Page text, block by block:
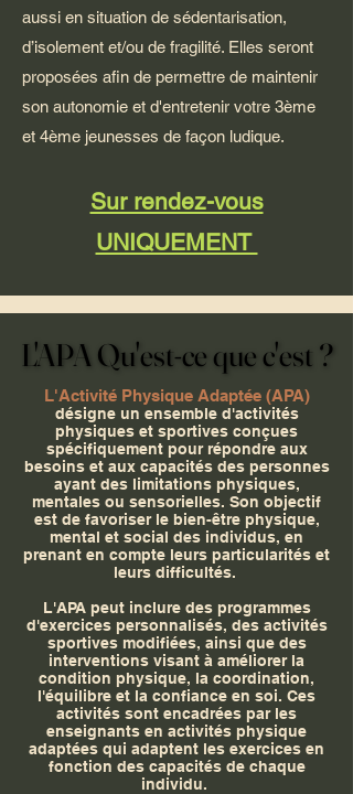
aussi en situation de sédentarisation,
d’isolement et/ou de fragilité. Elles seront
proposées afin de permettre de maintenir
son autonomie et d'entretenir votre 3ème
et 4ème jeunesses de façon ludique.
Sur rendez-vous
UNIQUEMENT
L'APA Qu'est-ce que c'est ?
L'APA Qu'est-ce que c'est ?
L'Activité Physique Adaptée (APA)
désigne un ensemble d'activités
physiques et sportives conçues
spécifiquement pour répondre aux
besoins et aux capacités des personnes
ayant des limitations physiques,
mentales ou sensorielles. Son objectif
est de favoriser le bien-être physique,
mental et social des individus, en
prenant en compte leurs particularités et
leurs difficultés.
L'APA peut inclure des programmes
d'exercices personnalisés, des activités
sportives modifiées, ainsi que des
interventions visant à améliorer la
condition physique, la coordination,
l'équilibre et la confiance en soi. Ces
activités sont encadrées par les
enseignants en activités physique
adaptées qui adaptent les exercices en
fonction des capacités de chaque
individu.